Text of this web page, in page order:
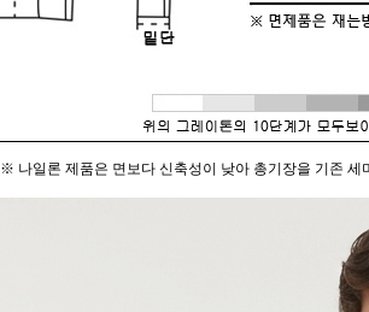
※ 나일론 제품은 면보다 신축성이 낮아 총기장을 기존